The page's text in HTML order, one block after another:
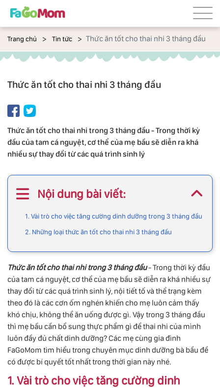
Trang chủ Tin tức Thức ăn tốt cho thai nhi 3 tháng đầu
Thức ăn tốt cho thai nhi 3 tháng đầu
Thức ăn tốt cho thai nhi trong 3 tháng đầu - Trong thời kỳ
đầu của tam cá nguyệt, cơ thể của mẹ bầu sẽ diễn ra khá
nhiều sự thay đổi từ các quá trình sinh lý
Nội dung bài viết:
1. Vài trò cho việc tăng cường dinh dưỡng trong 3 tháng đầu
2. Những loại thức ăn tốt cho thai nhi 3 tháng đầu
Thức ăn tốt cho thai nhi trong 3 tháng đầu- Trong thời kỳ đầu
của tam cá nguyệt, cơ thể của mẹ bầu sẽ diễn ra khá nhiều sự
thay đổi từ các quá trình sinh lý, nội tiết tố và thể trạng kèm
theo đó là các cơn ốm nghén khiến cho mẹ luôn cảm thấy
khó chịu, không thể ăn uống được gì. Vậy trong 3 tháng đầu
thì mẹ bầu cần bổ sung thực phẩm gì để thai nhi của mình
luôn đầy đủ chất dinh dưỡng? Các mẹ cùng gia đình
FaGoMom tìm hiểu trong chuyên mục dinh dưỡng bà bầu đề
có được bí quyết tốt nhất trong thời gian này nhé.
1. Vài trò cho việc tăng cường dinh